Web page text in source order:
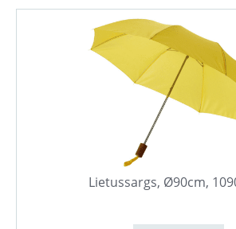
Lietussargs, Ø90cm,